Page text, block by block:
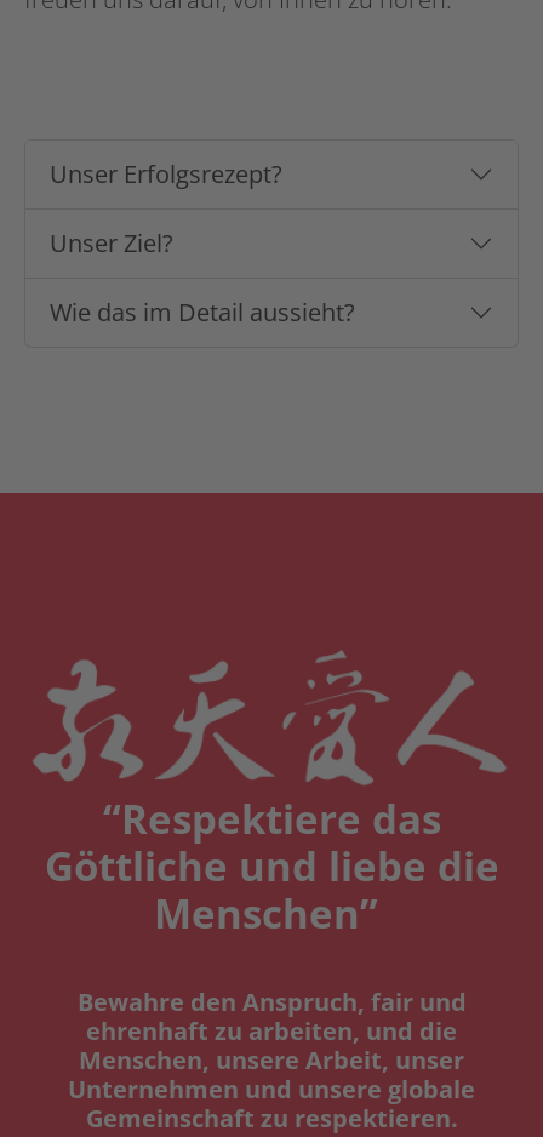
Unser Erfolgsrezept?
Unser Ziel?
Wie das im Detail aussieht?
“Respektiere das
Göttliche und liebe die
Menschen”
Bewahre den Anspruch, fair und
ehrenhaft zu arbeiten, und die
Menschen, unsere Arbeit, unser
Unternehmen und unsere globale
Gemeinschaft zu respektieren.